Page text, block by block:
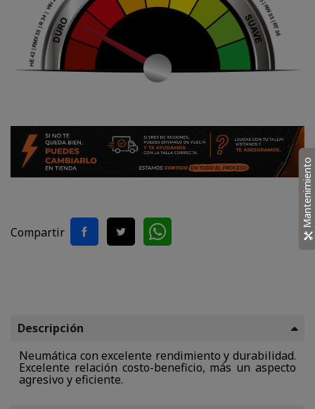
Compartir
Descripción
Neumática con excelente rendimiento y durabilidad.
Excelente relación costo-beneficio, más un aspecto
agresivo y eficiente.
Mantenimiento